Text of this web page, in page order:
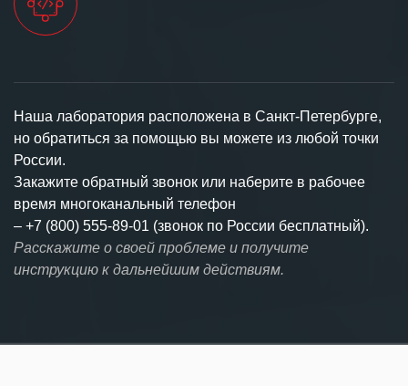
Наша лаборатория расположена в Санкт-Петербурге,
но обратиться за помощью вы можете из любой точки
России.
Закажите обратный звонок или наберите в рабочее
время многоканальный телефон
– +7 (800) 555-89-01 (звонок по России бесплатный).
Расскажите о своей проблеме и получите
инструкцию к дальнейшим действиям.